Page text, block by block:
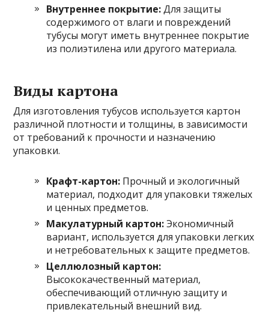
Внутреннее покрытие:Для защиты
содержимого от влаги и повреждений
тубусы могут иметь внутреннее покрытие
из полиэтилена или другого материала.
Виды картона
Для изготовления тубусов используется картон
различной плотности и толщины, в зависимости
от требований к прочности и назначению
упаковки.
Крафт-картон: Прочный и экологичный
материал, подходит для упаковки тяжелых
и ценных предметов.
Макулатурный картон:Экономичный
вариант, используется для упаковки легких
и нетребовательных к защите предметов.
Целлюлозный картон:
Высококачественный материал,
обеспечивающий отличную защиту и
привлекательный внешний вид.